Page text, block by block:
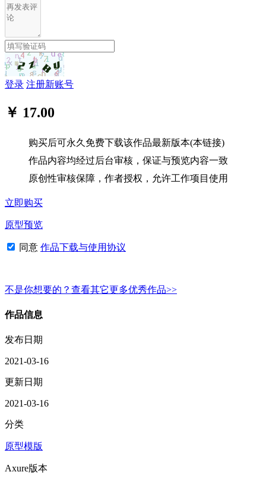
登录 注册新账号
￥ 17.00
购买后可永久免费下载该作品最新版本(本链接)
作品内容均经过后台审核，保证与预览内容一致
原创性审核保障，作者授权，允许工作项目使用
立即购买
原型预览
同意 作品下载与使用协议
不是你想要的？查看其它更多优秀作品>>
作品信息
发布日期
2021-03-16
更新日期
2021-03-16
分类
原型模版
Axure版本